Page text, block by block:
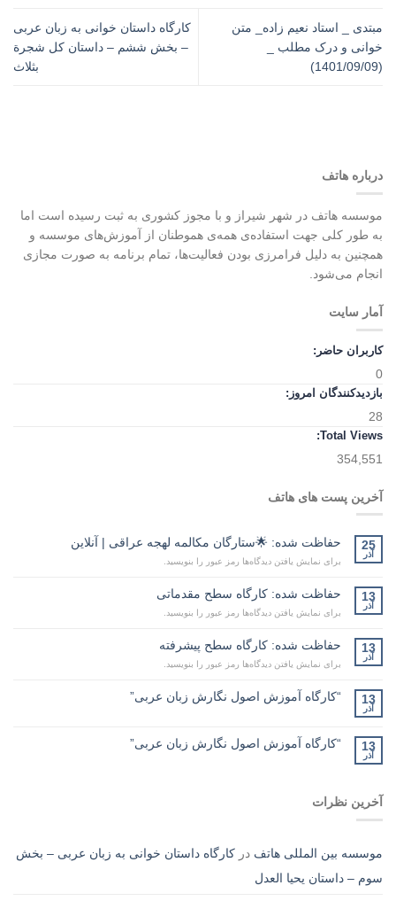
درباره هاتف
موسسه هاتف در شهر شیراز و با مجوز کشوری به ثبت رسیده است اما
به طور کلی جهت استفاده‌ی همه‌ی هموطنان از آموزش‌های موسسه و
همچنین به دلیل فرامرزی بودن فعالیت‌ها، تمام برنامه به صورت مجازی
انجام می‌شود.
آمار سایت
کاربران حاضر:
0
بازدیدکنندگان امروز:
28
Total Views:
354,551
آخرین پست های هاتف
25
آذر
حفاظت شده: 🌟ستارگان مکالمه لهجه عراقی | آنلاین
برای نمایش یافتن دیدگاه‌ها رمز عبور را بنویسید.
13
آذر
حفاظت شده: کارگاه سطح مقدماتی
برای نمایش یافتن دیدگاه‌ها رمز عبور را بنویسید.
13
آذر
حفاظت شده: کارگاه سطح پیشرفته
برای نمایش یافتن دیدگاه‌ها رمز عبور را بنویسید.
13
آذر
“کارگاه آموزش اصول نگارش زبان عربی”
13
آذر
“کارگاه آموزش اصول نگارش زبان عربی”
آخرین نظرات
موسسه بین المللی هاتف در کارگاه داستان خوانی به زبان عربی – بخش
سوم – داستان یحیا العدل
مبتدی _ استاد نعیم زاده_ متن
خوانی و درک مطلب _
(1401/09/09)
کارگاه داستان خوانی به زبان عربی
– بخش ششم – داستان کل شجرة
بثلاث